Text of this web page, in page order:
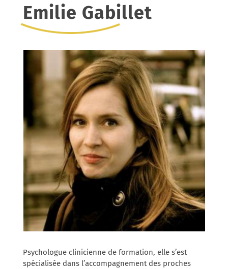
Emilie Gabillet
Psychologue clinicienne de formation, elle s’est
spécialisée dans l’accompagnement des proches